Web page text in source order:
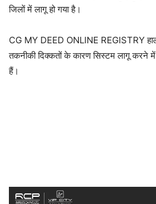
जिलों में लागू हो गया है।
CG MY DEED ONLINE REGISTRY
तकनीकी दिक्कतों के कारण सिस्टम लागू करने
हैं।